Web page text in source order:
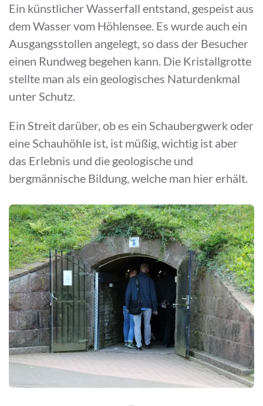
Ein künstlicher Wasserfall entstand, gespeist aus
dem Wasser vom Höhlensee. Es wurde auch ein
Ausgangsstollen angelegt, so dass der Besucher
einen Rundweg begehen kann. Die Kristallgrotte
stellte man als ein geologisches Naturdenkmal
unter Schutz.
Ein Streit darüber, ob es ein Schaubergwerk oder
eine Schauhöhle ist, ist müßig, wichtig ist aber
das Erlebnis und die geologische und
bergmännische Bildung, welche man hier erhält.